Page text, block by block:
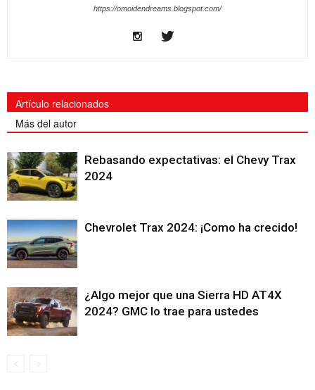
https://omoidendreams.blogspot.com/
Artículo relacionados
Más del autor
Rebasando expectativas: el Chevy Trax
2024
Chevrolet Trax 2024: ¡Como ha crecido!
¿Algo mejor que una Sierra HD AT4X
2024? GMC lo trae para ustedes